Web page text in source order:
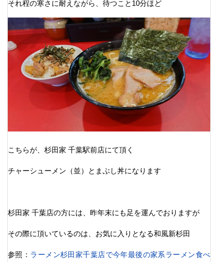
それ程の寒さに耐えながら、待つこと10分ほど
こちらが、杉田家 千葉駅前店にて頂く
チャーシューメン（並）とまぶし丼になります
杉田家 千葉店の方には、昨年末にも足を運んでおりますが
その際に頂いているのは、お気に入りとなる和風新杉田
参照： ラーメン杉田家千葉店で今年最後の家系ラーメン食べ